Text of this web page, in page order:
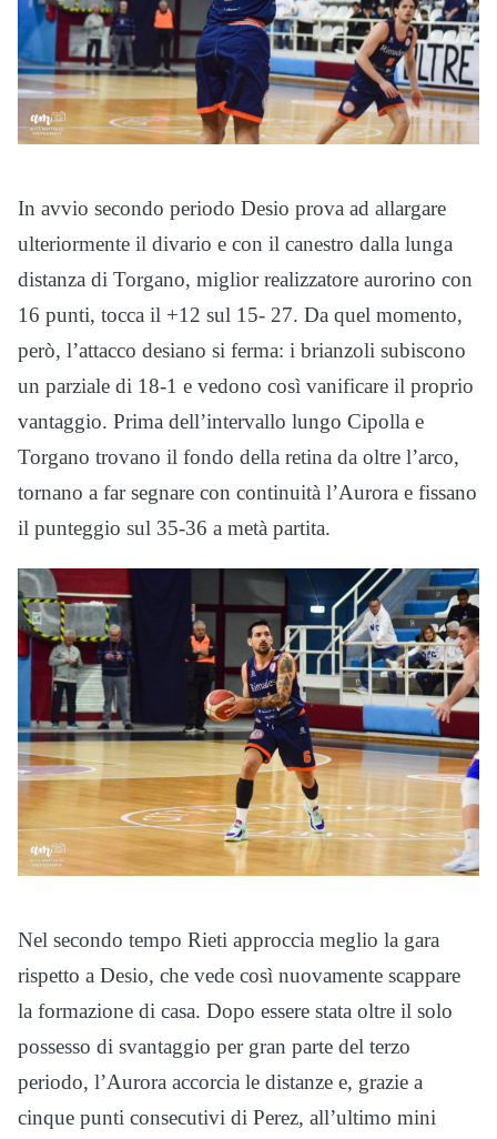
In avvio secondo periodo Desio prova ad allargare
ulteriormente il divario e con il canestro dalla lunga
distanza di Torgano, miglior realizzatore aurorino con
16 punti, tocca il +12 sul 15- 27. Da quel momento,
però, l’attacco desiano si ferma: i brianzoli subiscono
un parziale di 18-1 e vedono così vanificare il proprio
vantaggio. Prima dell’intervallo lungo Cipolla e
Torgano trovano il fondo della retina da oltre l’arco,
tornano a far segnare con continuità l’Aurora e fissano
il punteggio sul 35-36 a metà partita.
Nel secondo tempo Rieti approccia meglio la gara
rispetto a Desio, che vede così nuovamente scappare
la formazione di casa. Dopo essere stata oltre il solo
possesso di svantaggio per gran parte del terzo
periodo, l’Aurora accorcia le distanze e, grazie a
cinque punti consecutivi di Perez, all’ultimo mini